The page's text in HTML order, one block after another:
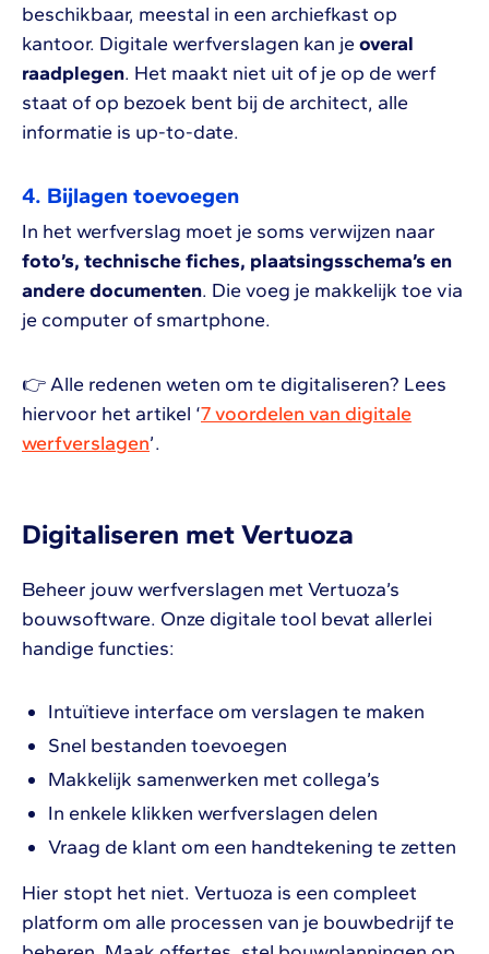
beschikbaar, meestal in een archiefkast op
kantoor. Digitale werfverslagen kan je overal
raadplegen. Het maakt niet uit of je op de werf
staat of op bezoek bent bij de architect, alle
informatie is up-to-date.
4. Bijlagen toevoegen
In het werfverslag moet je soms verwijzen naar
foto’s, technische fiches, plaatsingsschema’s en
andere documenten. Die voeg je makkelijk toe via
je computer of smartphone.
👉 Alle redenen weten om te digitaliseren? Lees
hiervoor het artikel ‘7 voordelen van digitale
werfverslagen’.
Digitaliseren met Vertuoza
Beheer jouw werfverslagen met Vertuoza’s
bouwsoftware. Onze digitale tool bevat allerlei
handige functies:
Intuïtieve interface om verslagen te maken
Snel bestanden toevoegen
Makkelijk samenwerken met collega’s
In enkele klikken werfverslagen delen
Vraag de klant om een handtekening te zetten
Hier stopt het niet. Vertuoza is een compleet
platform om alle processen van je bouwbedrijf te